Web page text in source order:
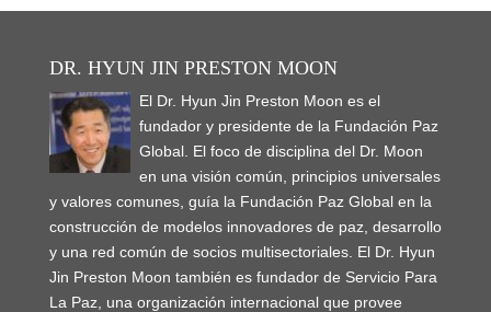
DR. HYUN JIN PRESTON MOON
El Dr. Hyun Jin Preston Moon es el
fundador y presidente de la Fundación Paz
Global. El foco de disciplina del Dr. Moon
en una visión común, principios universales
y valores comunes, guía la Fundación Paz Global en la
construcción de modelos innovadores de paz, desarrollo
y una red común de socios multisectoriales. El Dr. Hyun
Jin Preston Moon también es fundador de Servicio Para
La Paz, una organización internacional que provee